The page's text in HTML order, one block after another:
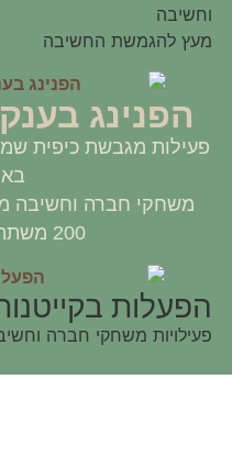
וחשיבה
מעץ להגמשת החשיבה
הפנינג
פעילות מגבשת כיפית
משחקי חברה וחשיבה
200 משתתפים במקביל.
הפעלות
פעילויות משחקי חברה